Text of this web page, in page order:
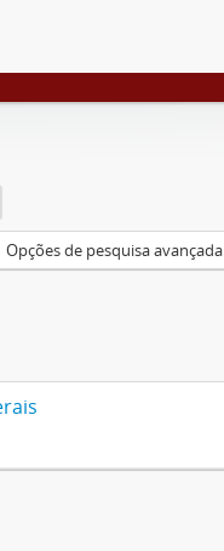
Opções de pesquisa avançada